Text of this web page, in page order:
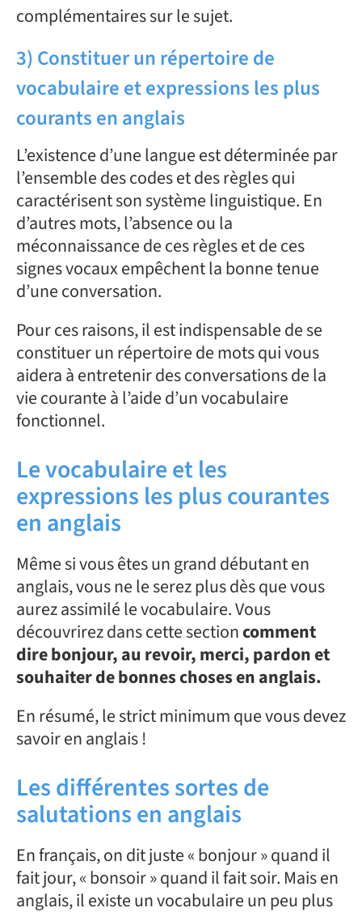
complémentaires sur le sujet.
3) Constituer un répertoire de
vocabulaire et expressions les plus
courants en anglais
L’existence d’une langue est déterminée par
l’ensemble des codes et des règles qui
caractérisent son système linguistique. En
d’autres mots, l’absence ou la
méconnaissance de ces règles et de ces
signes vocaux empêchent la bonne tenue
d’une conversation.
Pour ces raisons, il est indispensable de se
constituer un répertoire de mots qui vous
aidera à entretenir des conversations de la
vie courante à l’aide d’un vocabulaire
fonctionnel.
Le vocabulaire et les
expressions les plus courantes
en anglais
Même si vous êtes un grand débutant en
anglais, vous ne le serez plus dès que vous
aurez assimilé le vocabulaire. Vous
découvrirez dans cette sectioncomment
dire bonjour, au revoir, merci, pardon et
souhaiter de bonnes choses en anglais.
En résumé, le strict minimum que vous devez
savoir en anglais !
Les différentes sortes de
salutations en anglais
En français, on dit juste « bonjour » quand il
fait jour, « bonsoir » quand il fait soir. Mais en
anglais, il existe un vocabulaire un peu plus